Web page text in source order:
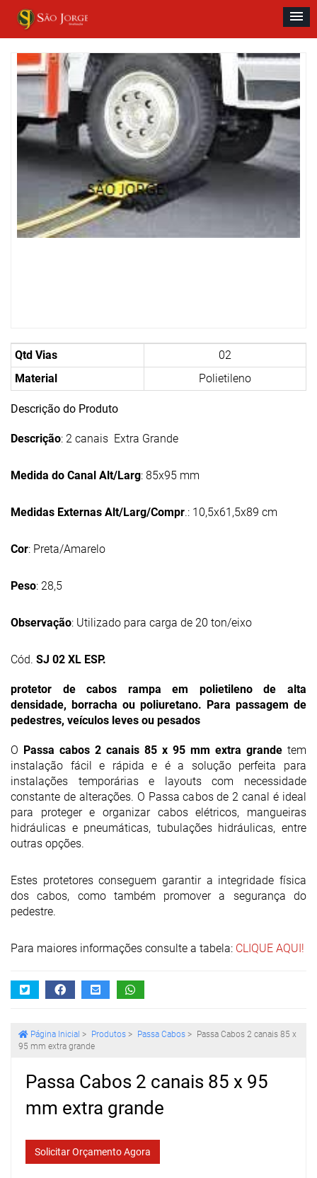
Qtd Vias
02
Material
Polietileno
Descrição do Produto
Descrição: 2 canais Extra Grande
Medida do Canal Alt/Larg: 85x95 mm
Medidas Externas Alt/Larg/Compr.: 10,5x61,5x89 cm
Cor: Preta/Amarelo
Peso: 28,5
Observação: Utilizado para carga de 20 ton/eixo
Cód. SJ 02 XL ESP.
protetor de cabos rampa em polietileno de alta
densidade, borracha ou poliuretano. Para passagem de
pedestres, veículos leves ou pesados
O Passa cabos 2 canais 85 x 95 mm extra grande tem
instalação fácil e rápida e é a solução perfeita para
instalações temporárias e layouts com necessidade
constante de alterações. O Passa cabos de 2 canal é ideal
para proteger e organizar cabos elétricos, mangueiras
hidráulicas e pneumáticas, tubulações hidráulicas, entre
outras opções.
Estes protetores conseguem garantir a integridade física
dos cabos, como também promover a segurança do
pedestre.
Para maiores informações consulte a tabela: CLIQUE AQUI!
Página Inicial > Produtos > Passa Cabos > Passa Cabos 2 canais 85 x
95 mm extra grande
Passa Cabos 2 canais 85 x 95
mm extra grande
Solicitar Orçamento Agora